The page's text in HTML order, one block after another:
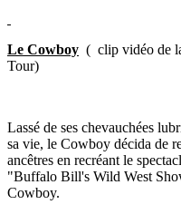
Le Cowboy ( clip vidéo de
Tour)
Lassé de ses chevauchées
sa vie, le Cowboy décida de
ancêtres en recréant le
"Buffalo Bill's Wild West
Cowboy.